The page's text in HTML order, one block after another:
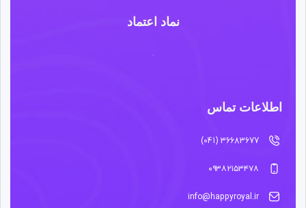
نماد اعتماد
اطلاعات تماس
36683677 (041)
۰۹۳۸۲۱۵۳۴۷۸
info@happyroyal.ir